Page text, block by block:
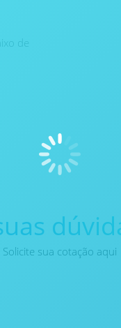
de
Solicite sua cotação aqui